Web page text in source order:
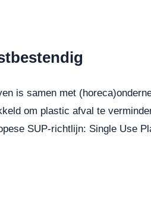
is samen met
om plastic afval te
SUP-richtlijn: Single Use